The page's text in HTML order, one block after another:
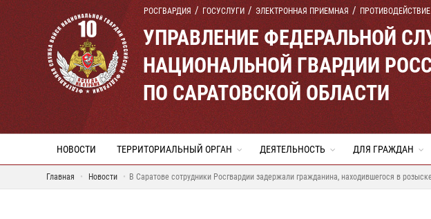
РОСГВАРДИЯ ГОСУСЛУГИ ЭЛЕКТРОННАЯ ПРИЕМНАЯ
УПРАВЛЕНИЕ ФЕДЕРАЛЬНОЙ
НАЦИОНАЛЬНОЙ ГВАРДИИ
ПО САРАТОВСКОЙ ОБЛАСТИ
НОВОСТИ ТЕРРИТОРИАЛЬНЫЙ ОРГАН ДЕЯТЕЛЬНОСТЬ ДЛЯ ГРАЖДАН
Главная Новости В Саратове сотрудники Росгвардии задержали гражданина, находившегося в розыске